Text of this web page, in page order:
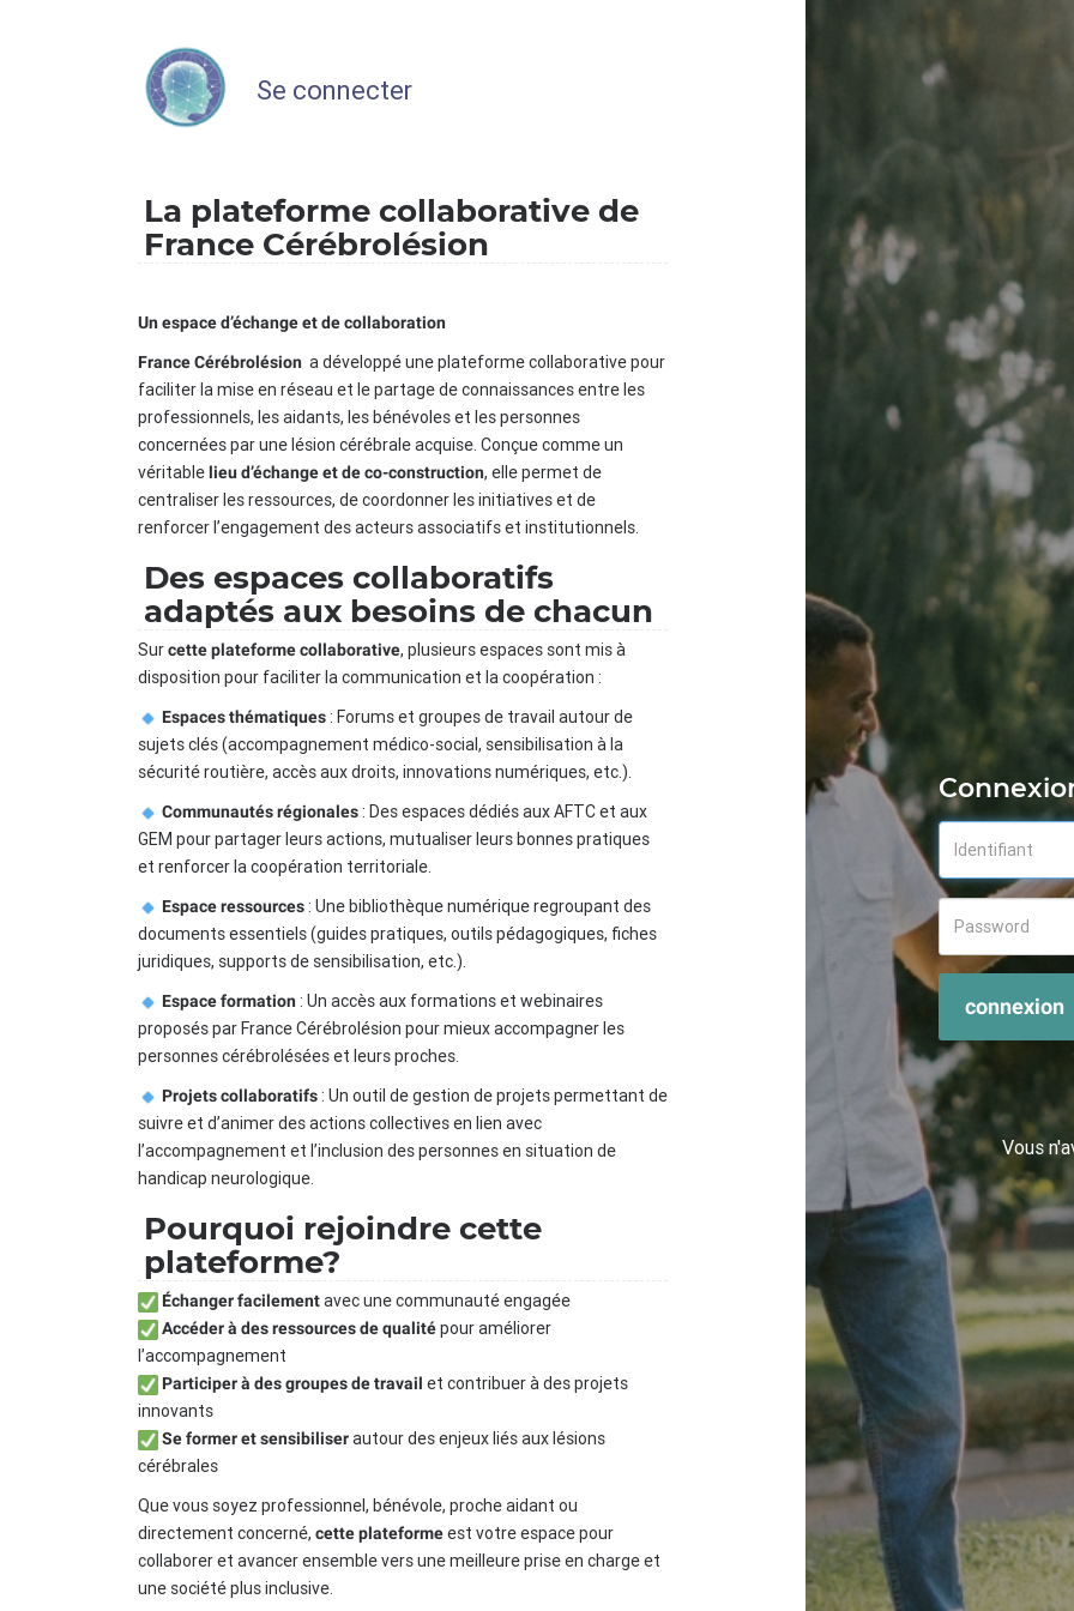
connexion
Vous
Se connecter
La plateforme collaborative de
France Cérébrolésion
Un espace d’échange et de collaboration
France Cérébrolésion a développé une plateforme collaborative pour
faciliter la mise en réseau et le partage de connaissances entre les
professionnels, les aidants, les bénévoles et les personnes
concernées par une lésion cérébrale acquise. Conçue comme un
véritable lieu d’échange et de co-construction, elle permet de
centraliser les ressources, de coordonner les initiatives et de
renforcer l’engagement des acteurs associatifs et institutionnels.
Des espaces collaboratifs
adaptés aux besoins de chacun
Surcette plateforme collaborative, plusieurs espaces sont mis à
disposition pour faciliter la communication et la coopération :
Espaces thématiques: Forums et groupes de travail autour de
sujets clés (accompagnement médico-social, sensibilisation à la
sécurité routière, accès aux droits, innovations numériques, etc.).
Communautés régionales: Des espaces dédiés aux AFTC et aux
GEM pour partager leurs actions, mutualiser leurs bonnes pratiques
et renforcer la coopération territoriale.
Espace ressources: Une bibliothèque numérique regroupant des
documents essentiels (guides pratiques, outils pédagogiques, fiches
juridiques, supports de sensibilisation, etc.).
Espace formation: Un accès aux formations et webinaires
proposés par France Cérébrolésion pour mieux accompagner les
personnes cérébrolésées et leurs proches.
Projets collaboratifs: Un outil de gestion de projets permettant de
suivre et d’animer des actions collectives en lien avec
l’accompagnement et l’inclusion des personnes en situation de
handicap neurologique.
Pourquoi rejoindre cette
plateforme?
Échanger facilementavec une communauté engagée
Accéder à des ressources de qualitépour améliorer
l’accompagnement
Participer à des groupes de travail et contribuer à des projets
innovants
Se former et sensibiliserautour des enjeux liés aux lésions
cérébrales
Que vous soyez professionnel, bénévole, proche aidant ou
directement concerné, cette plateformeest votre espace pour
collaborer et avancer ensemble vers une meilleure prise en charge et
une société plus inclusive.